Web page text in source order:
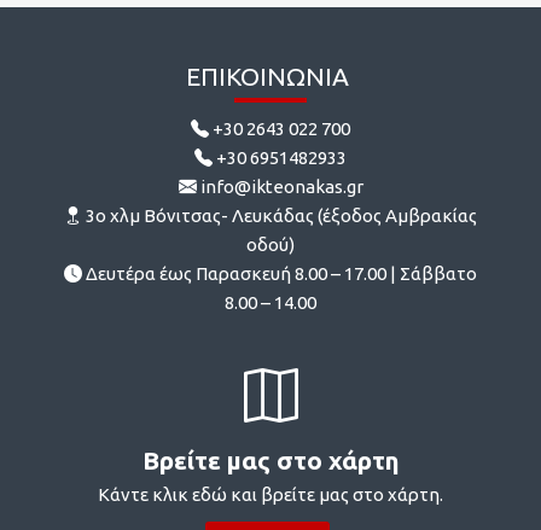
ΕΠΙΚΟΙΝΩΝΊΑ
+30 2643 022 700
+30 6951482933
info@ikteonakas.gr
3ο χλμ Βόνιτσας- Λευκάδας (έξοδος Αμβρακίας
οδού)
Δευτέρα έως Παρασκευή 8.00 – 17.00 | Σάββατο
8.00 – 14.00
Βρείτε μας στο χάρτη
Κάντε κλικ εδώ και βρείτε μας στο χάρτη.